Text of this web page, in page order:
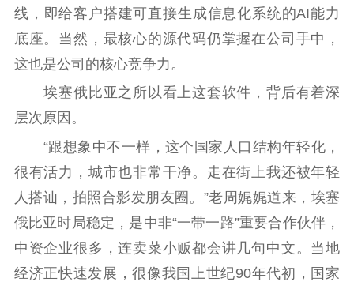
电影
服务
理论宣讲
共建共享平台
政工继续教育学
习平台
责任编辑注册
线，即给客户搭建可直接生成信息化系统的AI能力
底座。当然，最核心的源代码仍掌握在公司手中，
这也是公司的核心竞争力。
埃塞俄比亚之所以看上这套软件，背后有着深
层次原因。
“跟想象中不一样，这个国家人口结构年轻化，
很有活力，城市也非常干净。走在街上我还被年轻
人搭讪，拍照合影发朋友圈。”老周娓娓道来，埃塞
俄比亚时局稳定，是中非“一带一路”重要合作伙伴，
中资企业很多，连卖菜小贩都会讲几句中文。当地
经济正快速发展，很像我国上世纪90年代初，国家